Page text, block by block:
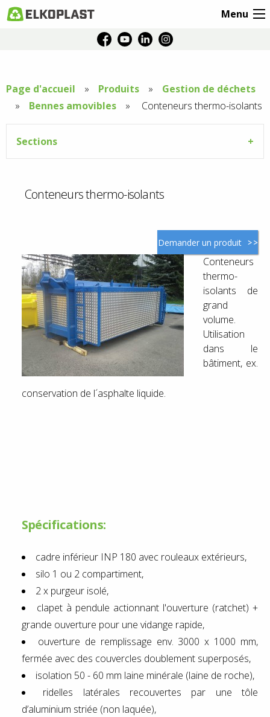
Menu
Page d'accueil Produits
Gestion de déchets
Bennes amovibles
Aktuální
stránka:
Conteneurs thermo-isolants
Sections
Conteneurs thermo-isolants
Demander un produit
Conteneurs
thermo-
isolants de
grand
volume.
Utilisation
dans le
bâtiment, ex.
conservation de l´asphalte liquide.
Spécifications:
cadre inférieur INP 180 avec rouleaux extérieurs,
silo 1 ou 2 compartiment,
2 x purgeur isolé,
clapet à pendule actionnant l'ouverture (ratchet) +
grande ouverture pour une vidange rapide,
ouverture de remplissage env. 3000 x 1000 mm,
fermée avec des couvercles doublement superposés,
isolation 50 - 60 mm laine minérale (laine de roche),
ridelles latérales recouvertes par une tôle
d’aluminium striée (non laquée),